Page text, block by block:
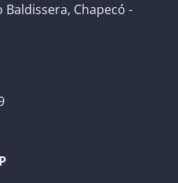
Chapecó -